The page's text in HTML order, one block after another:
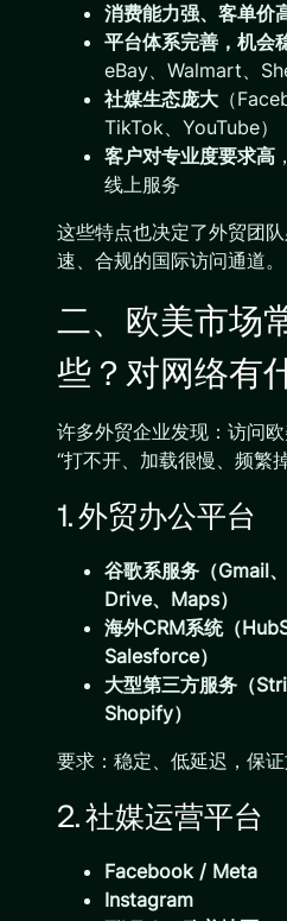
消费能力强、客单价
平台体系完善，机会
eBay、Walmart、
社媒生态庞大 （
TikTok、YouTube）
客户对专业度要求高
线上服务
这些特点也决定了外贸团
速、合规的国际访问通道。
二、欧美市场
些？对网络有
许多外贸企业发现：访问
“打不开、加载很慢、频繁掉
1. 外贸办公平台
谷歌系服务（Gmail
Drive、Maps）
海外CRM系统（
Salesforce）
大型第三方服务（
Shopify）
要求：稳定、低延迟，保证
2. 社媒运营平台
Facebook / Meta
Instagram